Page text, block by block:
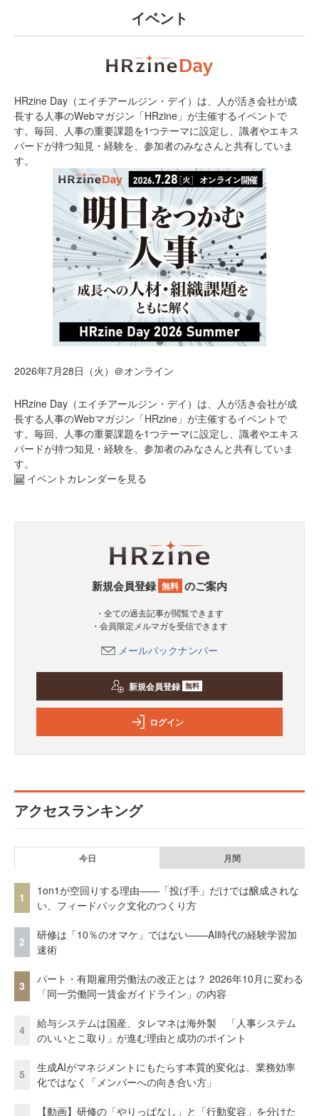
イベント
HRzine Day（エイチアールジン・デイ）は、人が活き会社が成
長する人事のWebマガジン「HRzine」が主催するイベントで
す。毎回、人事の重要課題を1つテーマに設定し、識者やエキス
パードが持つ知見・経験を、参加者のみなさんと共有していま
す。
2026年7月28日（火）＠オンライン
HRzine Day（エイチアールジン・デイ）は、人が活き会社が成
長する人事のWebマガジン「HRzine」が主催するイベントで
す。毎回、人事の重要課題を1つテーマに設定し、識者やエキス
パードが持つ知見・経験を、参加者のみなさんと共有していま
す。
イベントカレンダーを見る
新規会員登録 無料 のご案内
・全ての過去記事が閲覧できます
・会員限定メルマガを受信できます
メールバックナンバー
新規会員登録 無料
ログイン
アクセスランキング
今日 月間
1
1on1が空回りする理由——「投げ手」だけでは醸成されな
い、フィードバック文化のつくり方
2
研修は「10％のオマケ」ではない——AI時代の経験学習加
速術
3
パート・有期雇用労働法の改正とは？ 2026年10月に変わる
「同一労働同一賃金ガイドライン」の内容
4
給与システムは国産、タレマネは海外製 「人事システム
のいいとこ取り」が進む理由と成功のポイント
5
生成AIがマネジメントにもたらす本質的変化は、業務効率
化ではなく「メンバーへの向き合い方」
【動画】研修の「やりっぱなし」と「行動変容」を分けた